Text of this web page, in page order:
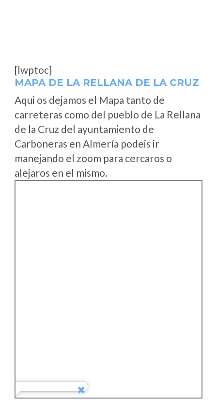
[lwptoc]
MAPA DE LA RELLANA DE LA CRUZ
Aqui os dejamos el Mapa tanto de
carreteras como del pueblo de La Rellana
de la Cruz del ayuntamiento de
Carboneras en Almería podeis ir
manejando el zoom para cercaros o
alejaros en el mismo.